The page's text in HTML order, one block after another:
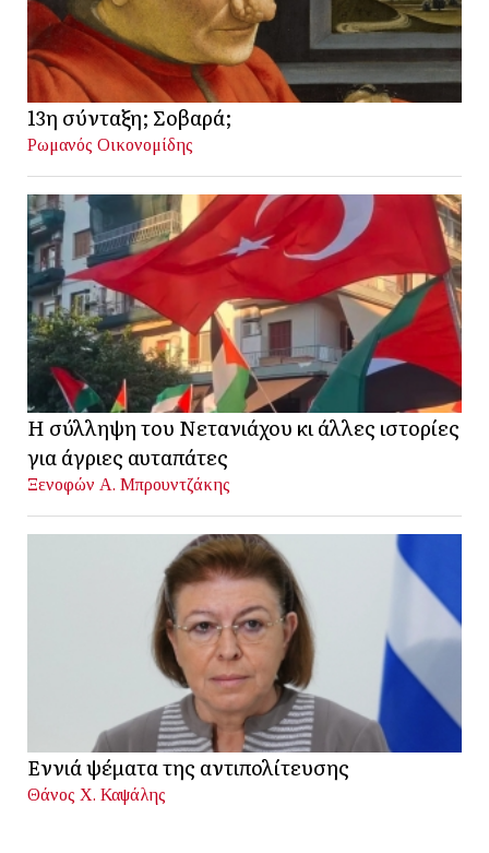
13η σύνταξη; Σοβαρά;
Ρωμανός Οικονομίδης
Η σύλληψη του Νετανιάχου κι άλλες ιστορίες
για άγριες αυταπάτες
Ξενοφών Α. Μπρουντζάκης
Εννιά ψέματα της αντιπολίτευσης
Θάνος Χ. Καψάλης